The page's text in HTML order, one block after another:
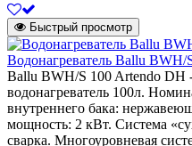
Быстрый просмотр
Водонагреватель Ballu BWH/
Ballu BWH/S 100 Artendo DH
водонагреватель 100л.
внутреннего бака:
мощность: 2 кВт. Система
сварка. Многоуровневая